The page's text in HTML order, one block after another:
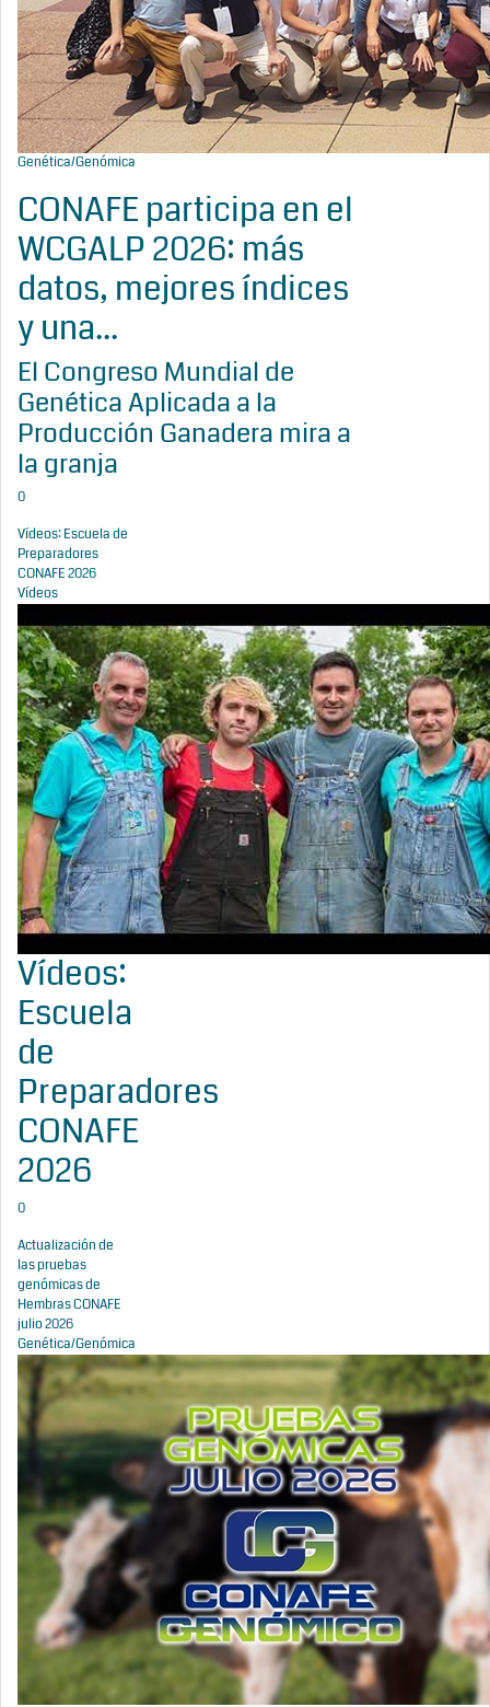
Genética/Genómica
CONAFE participa en el
WCGALP 2026: más
datos, mejores índices
y una...
El Congreso Mundial de
Genética Aplicada a la
Producción Ganadera mira a
la granja
0
Vídeos: Escuela de
Preparadores
CONAFE 2026
Vídeos
Vídeos:
Escuela
de
Preparadores
CONAFE
2026
0
Actualización de
las pruebas
genómicas de
Hembras CONAFE
julio 2026
Genética/Genómica